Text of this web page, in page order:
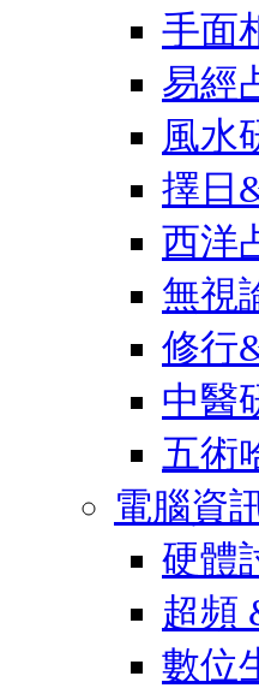
手面
易經
風水
擇日
西洋
無視
修行
中醫
五術
電腦資
硬體
超頻
數位